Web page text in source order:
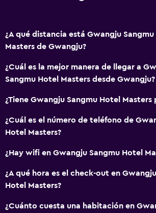
¿A qué distancia está Gwangju Sangmu
Masters de Gwangju?
¿Cuál es la mejor manera de llegar a
Sangmu Hotel Masters desde Gwangju?
¿Tiene Gwangju Sangmu Hotel Masters
¿Cuál es el número de teléfono de
Hotel Masters?
¿Hay wifi en Gwangju Sangmu Hotel
¿A qué hora es el check-out en
Hotel Masters?
¿Cuánto cuesta una habitación en